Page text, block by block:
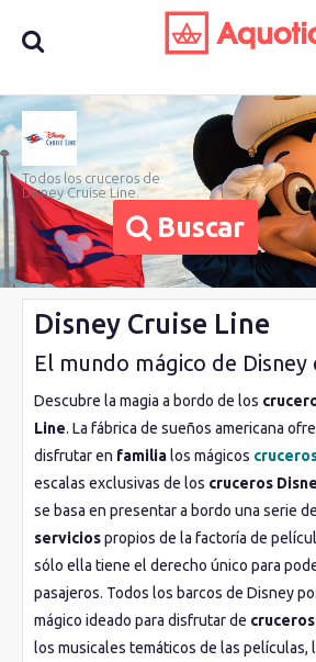
Busca
aquí tu
crucero
Todos los cruceros de
Disney Cruise Line.
Buscar
Disney Cruise Line
El mundo mágico de Disney
Descubre la magia a bordo de los
Line. La fábrica de sueños americana
disfrutar en familia los mágicos
escalas exclusivas de los cruceros
se basa en presentar a bordo una serie de
serviciospropios de la factoría de
sólo ella tiene el derecho único para
pasajeros. Todos los barcos de Disney
mágico ideado para disfrutar de
los musicales temáticos de las películas,
Ventajas Barcos